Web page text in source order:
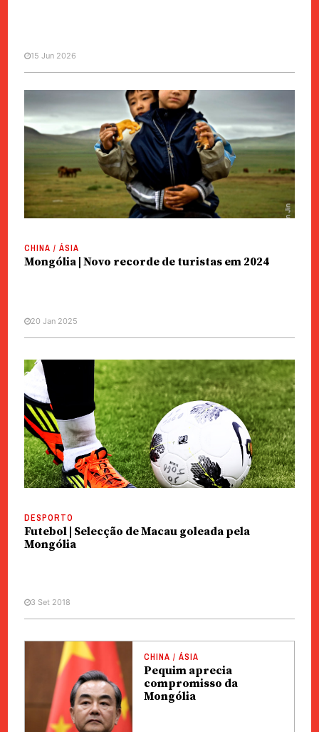
CHINA / ÁSIA
Mongólia | Amizade com China é
prioridade de política externa
15 Jun 2026
CHINA / ÁSIA
Mongólia | Novo recorde de turistas em 2024
20 Jan 2025
DESPORTO
Futebol | Selecção de Macau goleada pela
Mongólia
3 Set 2018
CHINA / ÁSIA
Pequim aprecia
compromisso da
Mongólia